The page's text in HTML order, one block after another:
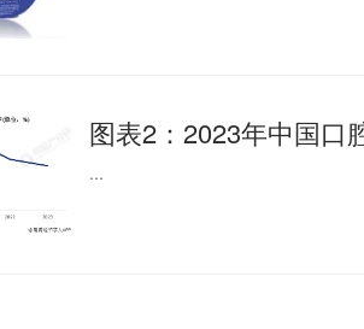
图表2：2023年中国口
...